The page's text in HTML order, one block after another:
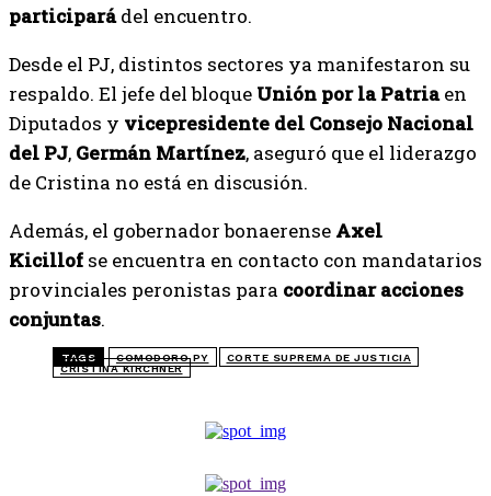
participarádel encuentro.
Desde el PJ, distintos sectores ya manifestaron su
respaldo. El jefe del bloque Unión por la Patriaen
Diputados y vicepresidente del Consejo Nacional
del PJ, Germán Martínez, aseguró que el liderazgo
de Cristina no está en discusión.
Además, el gobernador bonaerense Axel
Kicillof se encuentra en contacto con mandatarios
provinciales peronistas para coordinar acciones
conjuntas.
TAGS COMODORO PY
CORTE SUPREMA DE JUSTICIA
CRISTINA KIRCHNER